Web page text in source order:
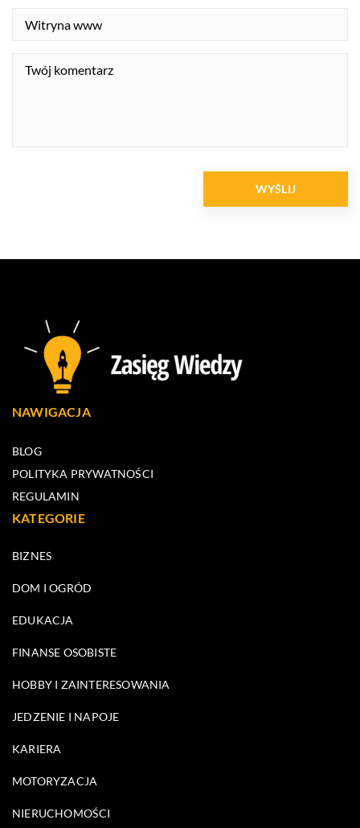
NAWIGACJA
BLOG
POLITYKA PRYWATNOŚCI
REGULAMIN
KATEGORIE
BIZNES
DOM I OGRÓD
EDUKACJA
FINANSE OSOBISTE
HOBBY I ZAINTERESOWANIA
JEDZENIE I NAPOJE
KARIERA
MOTORYZACJA
NIERUCHOMOŚCI